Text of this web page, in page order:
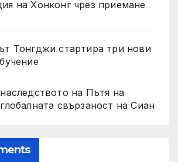
на Хонконг чрез приемане
Тонгджи стартира три нови
на Пътя на
свързаност на Сиан